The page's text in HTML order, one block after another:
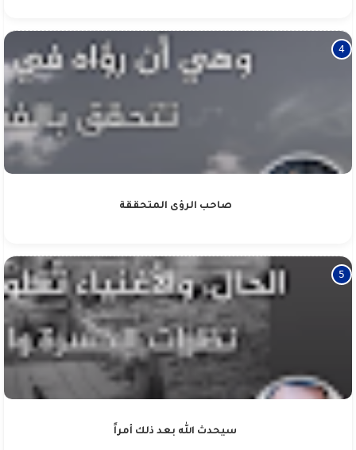
صاحب الرؤى المتحققة
سيحدث الله بعد ذلك أمراً